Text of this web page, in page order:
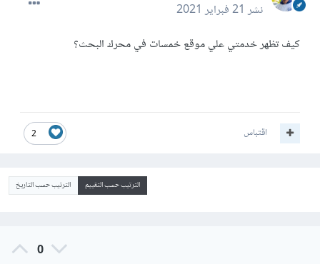
نشر21 فبراير 2021
كيف تظهر خدمتي علي موقع خمسات في محرك البحث؟
2 اقتباس
الترتيب حسب التقييم الترتيب حسب التاريخ
0